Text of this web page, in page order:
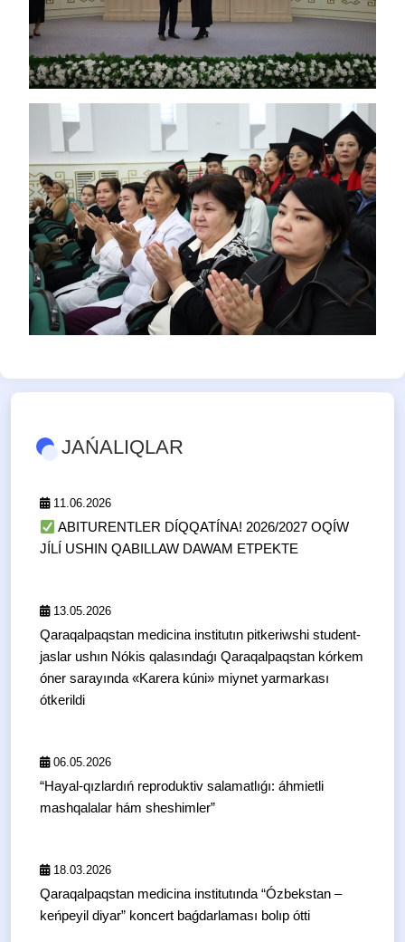
JAŃALIQLAR
11.06.2026
ABITURENTLER DÍQQATÍNA! 2026/2027 OQÍW
JÍLÍ USHIN QABILLAW DAWAM ETPEKTE
13.05.2026
Qaraqalpaqstan medicina institutın pitkeriwshi student-
jaslar ushın Nókis qalasındaǵı Qaraqalpaqstan kórkem
óner sarayında «Karera kúni» miynet yarmarkası
ótkerildi
06.05.2026
“Hayal-qızlardıń reproduktiv salamatlıǵı: áhmietli
mashqalalar hám sheshimler”
18.03.2026
Qaraqalpaqstan medicina institutında “Ózbekstan –
keńpeyil diyar” koncert baǵdarlaması bolıp ótti